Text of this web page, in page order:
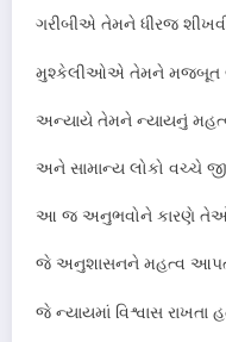
ગરીબીએ તેમને ધીરજ
મુશ્કેલીઓએ તેમને મજબૂત
અન્યાયે તેમને ન્યાયનું
અને સામાન્ય લોકો વચ્ચે
આ જ અનુભવોને કારણે તેઓ
જે અનુશાસનને મહત્વ
જે ન્યાયમાં વિશ્વાસ રાખતા